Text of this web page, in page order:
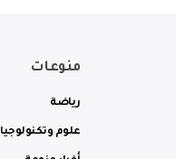
منوعات
رياضة
علوم وتكنولوجيا